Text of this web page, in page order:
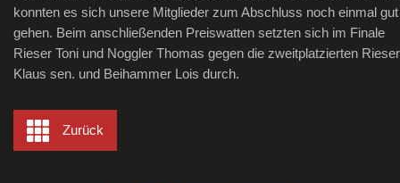
konnten es sich unsere Mitglieder zum Abschluss noch einmal gut
gehen. Beim anschließenden Preiswatten setzten sich im Finale
Rieser Toni und Noggler Thomas gegen die zweitplatzierten Rieser
Klaus sen. und Beihammer Lois durch.
Zurück